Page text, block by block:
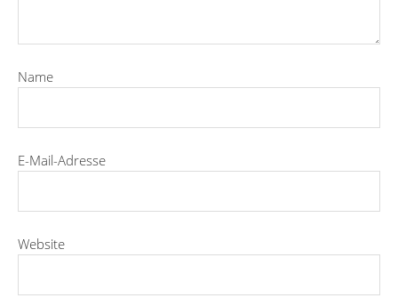
Name
E-Mail-Adresse
Website